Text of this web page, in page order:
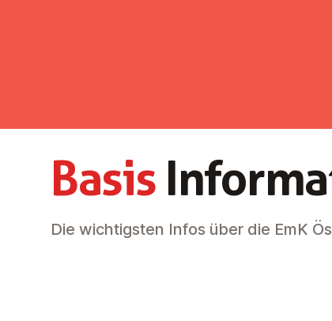
Basis
Die wichtigsten Infos über die EmK